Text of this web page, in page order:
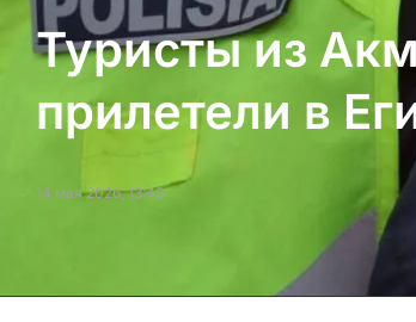
Туристы из
прилетели в
14 мая 2026, 13:49